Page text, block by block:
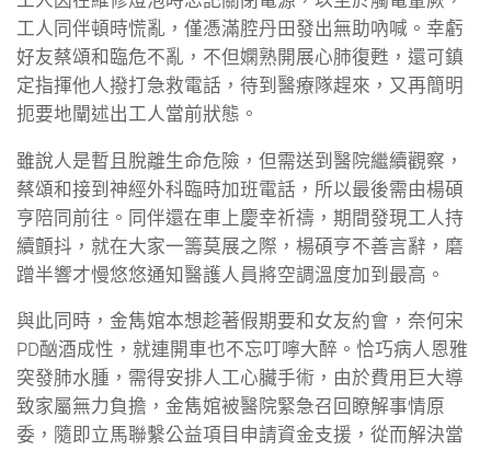
工人同伴頓時慌亂，僅憑滿腔丹田發出無助吶喊。幸虧
好友蔡頌和臨危不亂，不但嫻熟開展心肺復甦，還可鎮
定指揮他人撥打急救電話，待到醫療隊趕來，又再簡明
扼要地闡述出工人當前狀態。
雖說人是暫且脫離生命危險，但需送到醫院繼續觀察，
蔡頌和接到神經外科臨時加班電話，所以最後需由楊碩
亨陪同前往。同伴還在車上慶幸祈禱，期間發現工人持
續顫抖，就在大家一籌莫展之際，楊碩亨不善言辭，磨
蹭半響才慢悠悠通知醫護人員將空調溫度加到最高。
與此同時，金雋婠本想趁著假期要和女友約會，奈何宋
PD酗酒成性，就連開車也不忘叮嚀大醉。恰巧病人恩雅
突發肺水腫，需得安排人工心臟手術，由於費用巨大導
致家屬無力負擔，金雋婠被醫院緊急召回瞭解事情原
委，隨即立馬聯繫公益項目申請資金支援，從而解決當